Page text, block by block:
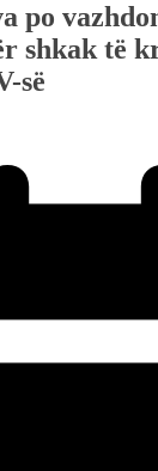
po
shkak të
së